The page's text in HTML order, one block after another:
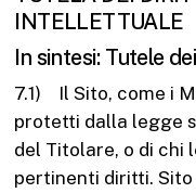
INTELLETTUALE
In sintesi: Tutele
7.1) Il Sito, come i
protetti dalla legge
del Titolare, o di chi
pertinenti diritti.